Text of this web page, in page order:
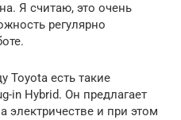
Я считаю, это очень
регулярно
Toyota есть такие
in Hybrid. Он предлагает
электричестве и при этом